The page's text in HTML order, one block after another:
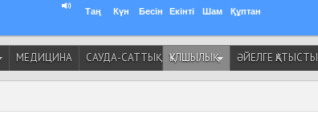
Таң Күн Бесін Екінті Шам Құптан
МЕДИЦИНА САУДА-САТТЫҚ ҚҰЛШЫЛЫҚ ӘЙЕЛГЕ ҚАТЫСТЫ